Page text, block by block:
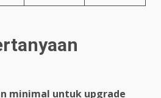
minimal untuk upgrade